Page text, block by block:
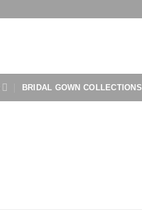
BRIDAL GOWN COLLECTIONS